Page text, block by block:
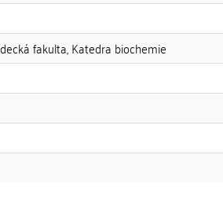
fakulta, Katedra biochemie